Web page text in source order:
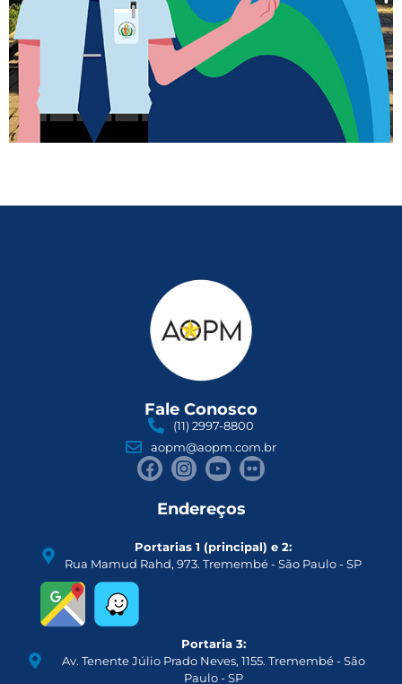
Fale Conosco
(11) 2997-8800
aopm@aopm.com.br
Endereços
Portarias 1 (principal) e 2:
Rua Mamud Rahd, 973. Tremembé - São Paulo - SP
Portaria 3:
Av. Tenente Júlio Prado Neves, 1155. Tremembé - São
Paulo - SP